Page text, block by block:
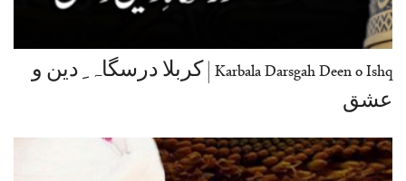
Karbala Darsgah Deen o Ishq | کربلا درسگاہ ِ دین و
عشق